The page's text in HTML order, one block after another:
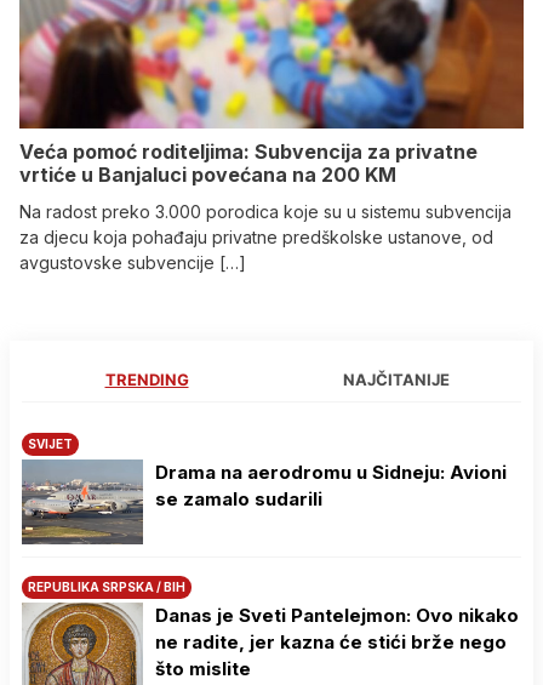
Veća pomoć roditeljima: Subvencija za privatne
vrtiće u Banjaluci povećana na 200 KM
Na radost preko 3.000 porodica koje su u sistemu subvencija
za djecu koja pohađaju privatne predškolske ustanove, od
avgustovske subvencije […]
TRENDING NAJČITANIJE
SVIJET
Drama na aerodromu u Sidneju: Avioni
se zamalo sudarili
REPUBLIKA SRPSKA / BIH
Danas je Sveti Pantelejmon: Ovo nikako
ne radite, jer kazna će stići brže nego
što mislite